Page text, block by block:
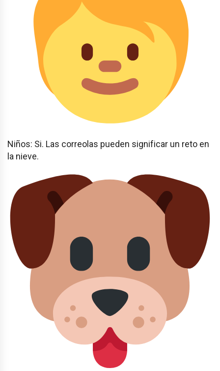
Niños: Si. Las correolas pueden significar un reto en
la nieve.